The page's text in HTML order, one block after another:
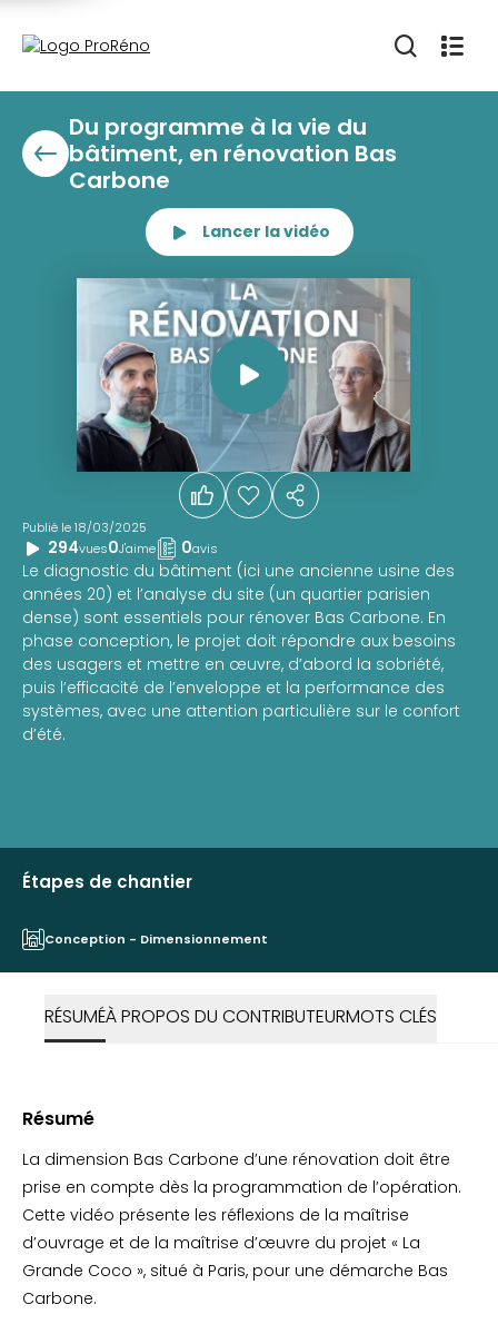
Du programme à la vie du
bâtiment, en rénovation Bas
Carbone
Lancer la vidéo
Publié le 18/03/2025
294vues0J'aime 0avis
Le diagnostic du bâtiment (ici une ancienne usine des
années 20) et l’analyse du site (un quartier parisien
dense) sont essentiels pour rénover Bas Carbone. En
phase conception, le projet doit répondre aux besoins
des usagers et mettre en œuvre, d’abord la sobriété,
puis l’efficacité de l’enveloppe et la performance des
systèmes, avec une attention particulière sur le confort
d’été.
Étapes de chantier
Conception - Dimensionnement
RÉSUMÉÀ PROPOS DU CONTRIBUTEURMOTS CLÉS
Résumé
La dimension Bas Carbone d’une rénovation doit être
prise en compte dès la programmation de l’opération.
Cette vidéo présente les réflexions de la maîtrise
d’ouvrage et de la maîtrise d’œuvre du projet « La
Grande Coco », situé à Paris, pour une démarche Bas
Carbone.